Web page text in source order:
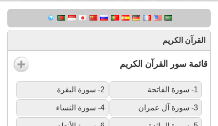
القرآن الكريم
قائمة سور القرآن الكريم
1- سورة الفاتحة 2- سورة البقرة
3- سورة آل عمران 4- سورة النساء